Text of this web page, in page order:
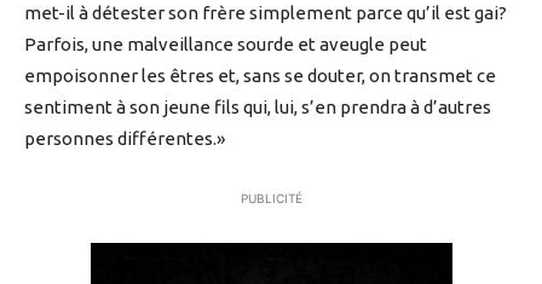
met-il à détester son frère simplement parce qu’il est gai?
Parfois, une malveillance sourde et aveugle peut
empoisonner les êtres et, sans se douter, on transmet ce
sentiment à son jeune fils qui, lui, s’en prendra à d’autres
personnes différentes.»
PUBLICITÉ